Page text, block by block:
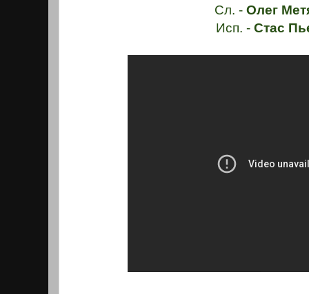
Сл. -Олег
Исп. - Стас